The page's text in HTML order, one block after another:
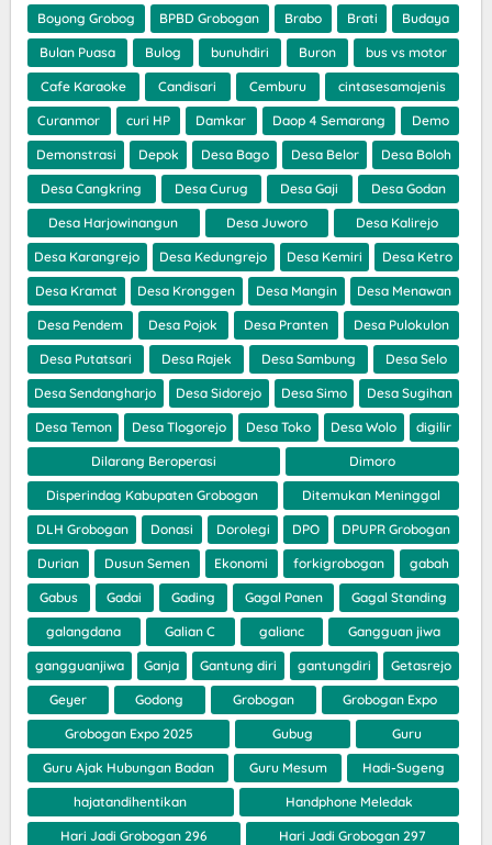
Boyong Grobog BPBD Grobogan Brabo Brati Budaya
Bulan Puasa Bulog bunuhdiri Buron bus vs motor
Cafe Karaoke Candisari Cemburu cintasesamajenis
Curanmor curi HP Damkar Daop 4 Semarang Demo
Demonstrasi Depok Desa Bago Desa Belor Desa Boloh
Desa Cangkring Desa Curug Desa Gaji Desa Godan
Desa Harjowinangun Desa Juworo Desa Kalirejo
Desa Karangrejo Desa Kedungrejo Desa Kemiri Desa Ketro
Desa Kramat Desa Kronggen Desa Mangin Desa Menawan
Desa Pendem Desa Pojok Desa Pranten Desa Pulokulon
Desa Putatsari Desa Rajek Desa Sambung Desa Selo
Desa Sendangharjo Desa Sidorejo Desa Simo Desa Sugihan
Desa Temon Desa Tlogorejo Desa Toko Desa Wolo digilir
Dilarang Beroperasi Dimoro
Disperindag Kabupaten Grobogan Ditemukan Meninggal
DLH Grobogan Donasi Dorolegi DPO DPUPR Grobogan
Durian Dusun Semen Ekonomi forkigrobogan gabah
Gabus Gadai Gading Gagal Panen Gagal Standing
galangdana Galian C galianc Gangguan jiwa
gangguanjiwa Ganja Gantung diri gantungdiri Getasrejo
Geyer Godong Grobogan Grobogan Expo
Grobogan Expo 2025 Gubug Guru
Guru Ajak Hubungan Badan Guru Mesum Hadi-Sugeng
hajatandihentikan Handphone Meledak
Hari Jadi Grobogan 296 Hari Jadi Grobogan 297